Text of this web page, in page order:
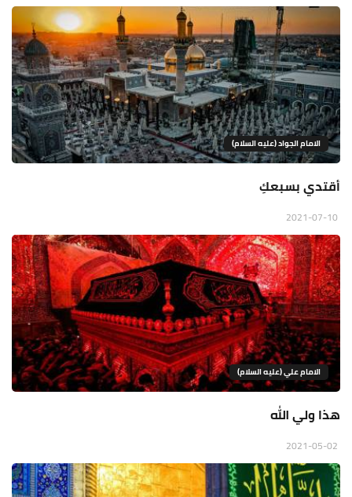
الامام الجواد (عليه السلام)
أقتدي بسبعكِ
الامام علي (عليه السلام)
هذا ولي الله